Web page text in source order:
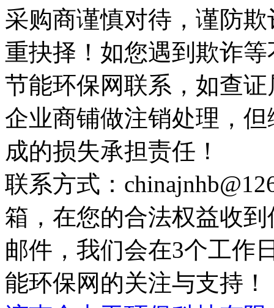
采购商谨慎对待，谨防
重抉择！如您遇到欺诈
节能环保网联系，如查
企业商铺做注销处理，
成的损失承担责任！
联系方式：
箱，在您的合法权益收
邮件，我们会在3个工作
能环保网的关注与支持！